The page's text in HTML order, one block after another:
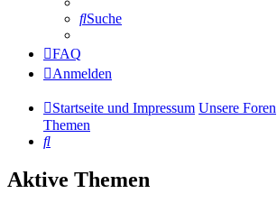
Suche
FAQ
Anmelden
Startseite und Impressum Unsere Foren
Themen
Suche
Aktive Themen